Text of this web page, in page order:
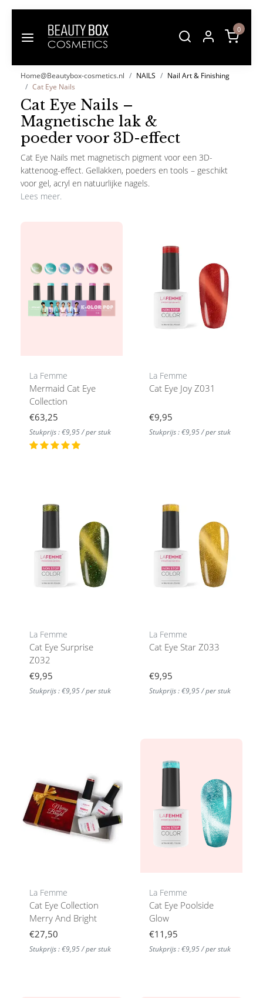
0
Home@Beautybox-cosmetics.nl NAILS
Nail Art & Finishing
Cat Eye Nails
Cat Eye Nails –
Magnetische lak &
poeder voor 3D-effect
Cat Eye Nails met magnetisch pigment voor een 3D-
kattenoog-effect. Gellakken, poeders en tools – geschikt
voor gel, acryl en natuurlijke nagels.
Lees meer.
La Femme
Mermaid Cat Eye
Collection
€63,25
Stukprijs : €9,95 / per stuk
La Femme
Cat Eye Joy Z031
€9,95
Stukprijs : €9,95 / per stuk
La Femme
Cat Eye Surprise
Z032
€9,95
Stukprijs : €9,95 / per stuk
La Femme
Cat Eye Star Z033
€9,95
Stukprijs : €9,95 / per stuk
La Femme
Cat Eye Collection
Merry And Bright
€27,50
Stukprijs : €9,95 / per stuk
La Femme
Cat Eye Poolside
Glow
€11,95
Stukprijs : €9,95 / per stuk